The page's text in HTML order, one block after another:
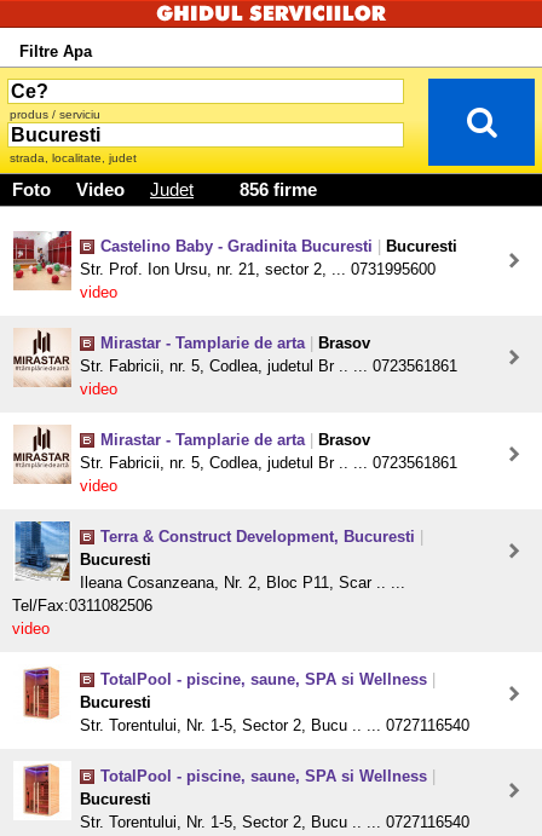
Filtre Apa
produs / serviciu
strada, localitate, judet
Foto Video Judet 856 firme
Castelino Baby - Gradinita Bucuresti
Bucuresti
Str. Prof. Ion Ursu, nr. 21, sector 2, ... 0731995600
video
Mirastar - Tamplarie de arta
Brasov
Str. Fabricii, nr. 5, Codlea, judetul Br .. ... 0723561861
video
Mirastar - Tamplarie de arta
Brasov
Str. Fabricii, nr. 5, Codlea, judetul Br .. ... 0723561861
video
Terra & Construct Development, Bucuresti
Bucuresti
Ileana Cosanzeana, Nr. 2, Bloc P11, Scar .. ...
Tel/Fax:0311082506
video
TotalPool - piscine, saune, SPA si Wellness
Bucuresti
Str. Torentului, Nr. 1-5, Sector 2, Bucu .. ... 0727116540
TotalPool - piscine, saune, SPA si Wellness
Bucuresti
Str. Torentului, Nr. 1-5, Sector 2, Bucu .. ... 0727116540